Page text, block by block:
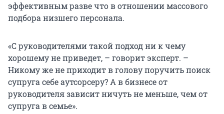
эффективным разве что в отношении массового
подбора низшего персонала.
«С руководителями такой подход ни к чему
хорошему не приведет, – говорит эксперт. –
Никому же не приходит в голову поручить поиск
супруга себе аутсорсеру? А в бизнесе от
руководителя зависит ничуть не меньше, чем от
супруга в семье».